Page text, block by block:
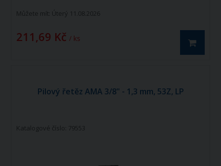
Můžete mít: Úterý 11.08.2026
211,69 Kč / ks
Pilový řetěz AMA 3/8" - 1,3 mm, 53Z, LP
Katalogové číslo: 79553